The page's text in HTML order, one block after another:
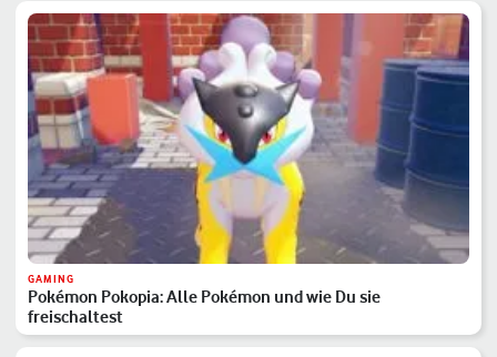
GAMING
Pokémon Pokopia: Alle Pokémon und wie Du sie
freischaltest